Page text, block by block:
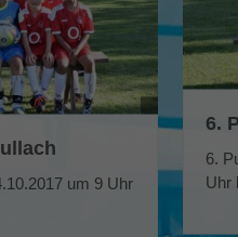
6.
6.
Uhr
um 9 Uhr